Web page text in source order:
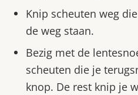
Knip scheuten weg
de weg staan.
Bezig met de
scheuten die je
knop. De rest knip je